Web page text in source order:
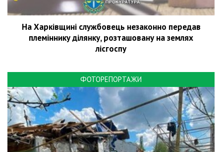
На Харківщині службовець незаконно передав
племіннику ділянку, розташовану на землях
лісгоспу
ФОТОРЕПОРТАЖИ